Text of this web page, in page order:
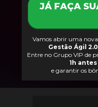
Gestão Ágil 2.0
Entre no Grupo VIP de
1h
e garantir os
JÁ FAÇA